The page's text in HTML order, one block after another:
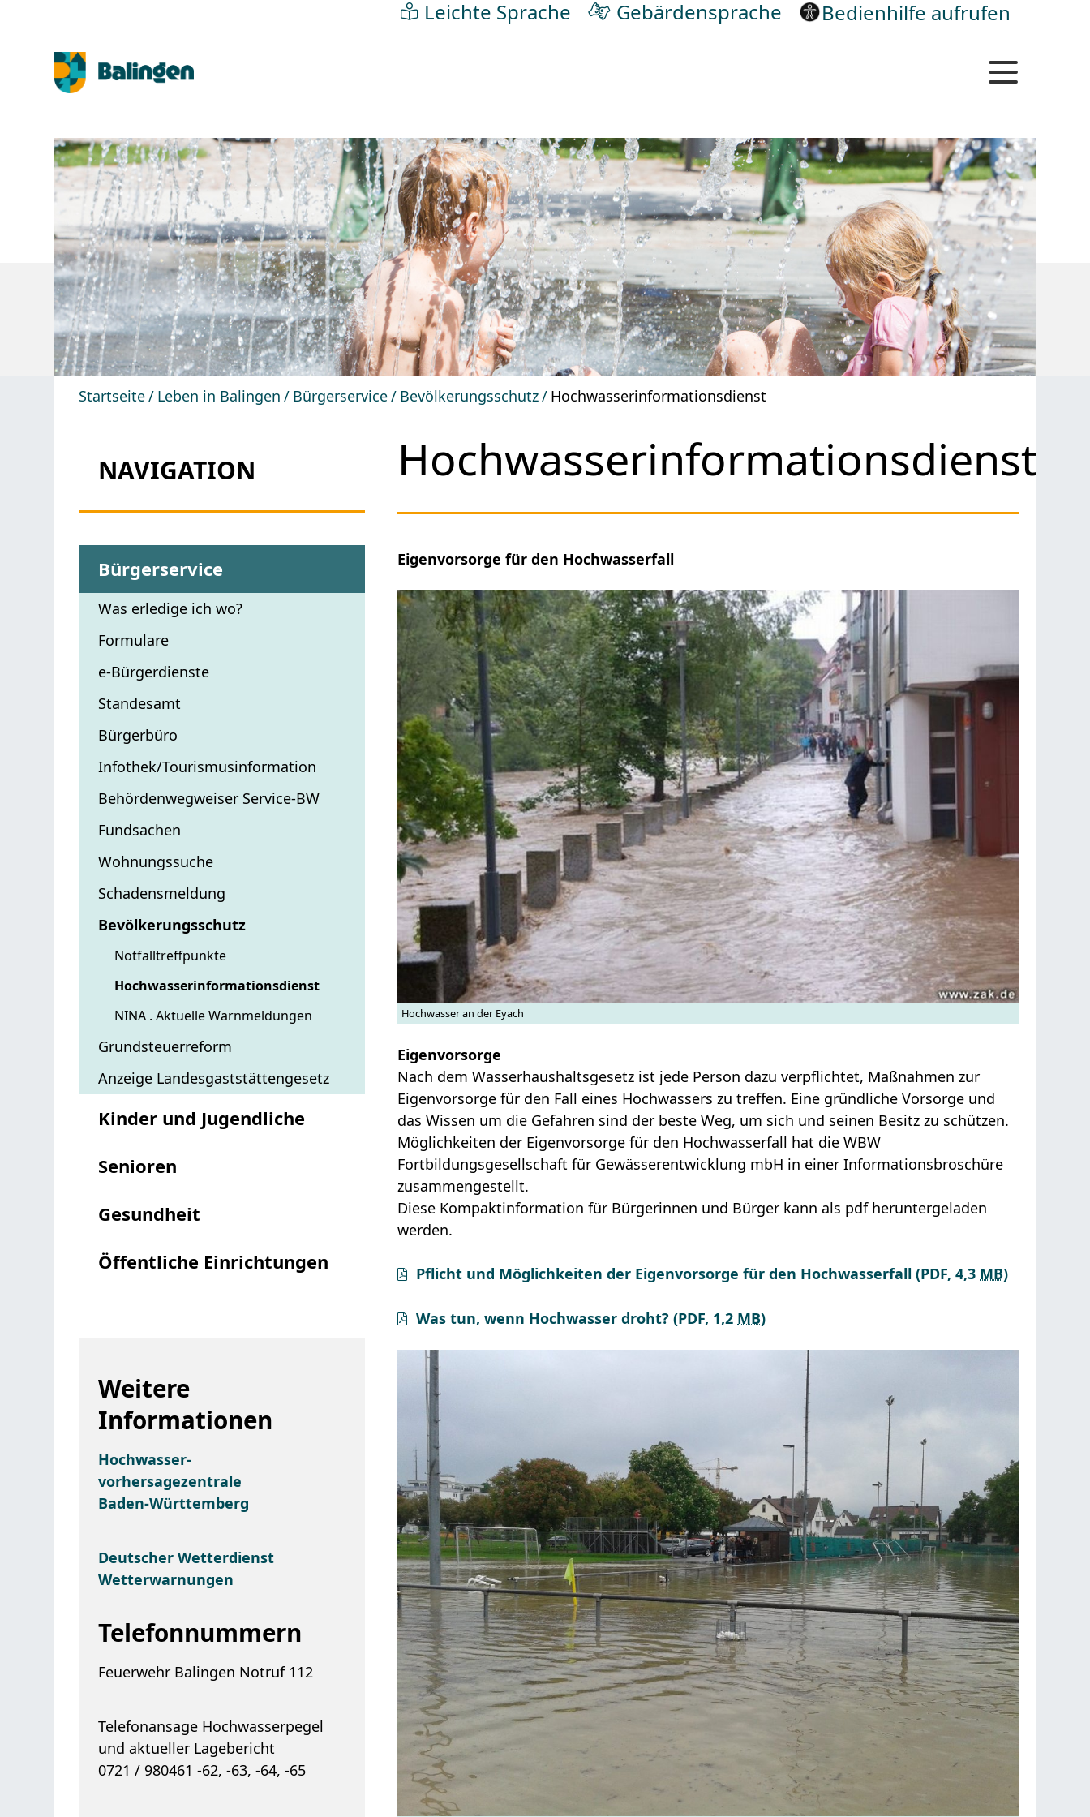
Leichte Sprache Gebärdensprache Bedienhilfe aufrufen
Startseite Leben in Balingen Bürgerservice Bevölkerungsschutz Hochwasserinformationsdienst
NAVIGATION
Bürgerservice
Was erledige ich wo?
Formulare
e-Bürgerdienste
Standesamt
Bürgerbüro
Infothek/Tourismusinformation
Behördenwegweiser Service-BW
Fundsachen
Wohnungssuche
Schadensmeldung
Bevölkerungsschutz
Notfalltreffpunkte
Hochwasserinformationsdienst
NINA . Aktuelle Warnmeldungen
Grundsteuerreform
Anzeige Landesgaststättengesetz
Kinder und Jugendliche
Senioren
Gesundheit
Öffentliche Einrichtungen
Weitere
Informationen
Hochwasser-
vorhersagezentrale
Baden-Württemberg
Deutscher Wetterdienst
Wetterwarnungen
Telefonnummern
Feuerwehr Balingen Notruf 112
Telefonansage Hochwasserpegel
und aktueller Lagebericht
0721 / 980461 -62, -63, -64, -65
Hochwasserinformationsdienst
Eigenvorsorge für den Hochwasserfall
Hochwasser an der Eyach
Eigenvorsorge
Nach dem Wasserhaushaltsgesetz ist jede Person dazu verpflichtet, Maßnahmen zur
Eigenvorsorge für den Fall eines Hochwassers zu treffen. Eine gründliche Vorsorge und
das Wissen um die Gefahren sind der beste Weg, um sich und seinen Besitz zu schützen.
Möglichkeiten der Eigenvorsorge für den Hochwasserfall hat die WBW
Fortbildungsgesellschaft für Gewässerentwicklung mbH in einer Informationsbroschüre
zusammengestellt.
Diese Kompaktinformation für Bürgerinnen und Bürger kann als pdf heruntergeladen
werden.
Pflicht und Möglichkeiten der Eigenvorsorge für den Hochwasserfall(PDF, 4,3 MB)
Was tun, wenn Hochwasser droht? (PDF, 1,2 MB)